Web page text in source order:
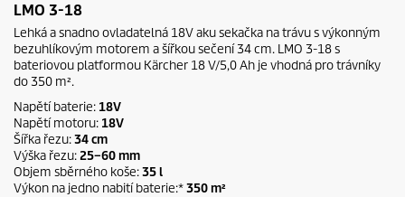
s
e
c
o
n
d
s
o
f
0
s
e
c
LMO 3-18
Lehká a snadno ovladatelná 18V aku sekačka na trávu s výkonným
bezuhlíkovým motorem a šířkou sečení 34 cm. LMO 3-18 s
bateriovou platformou Kärcher 18 V/5,0 Ah je vhodná pro trávníky
do 350 m².
Napětí baterie: 18V
Napětí motoru: 18V
Šířka řezu:34 cm
Výška řezu:25–60 mm
Objem sběrného koše:35 l
Výkon na jedno nabití baterie:*350 m²